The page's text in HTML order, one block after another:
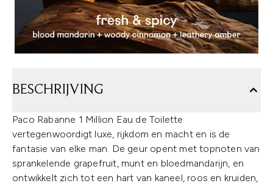
BESCHRIJVING
Paco Rabanne 1 Million Eau de Toilette
vertegenwoordigt luxe, rijkdom en macht en is de
fantasie van elke man. De geur opent met topnoten van
sprankelende grapefruit, munt en bloedmandarijn, en
ontwikkelt zich tot een hart van kaneel, roos en kruiden,